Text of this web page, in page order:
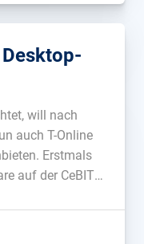
will nach
auch T-Online
Erstmals
auf der CeBIT
vom